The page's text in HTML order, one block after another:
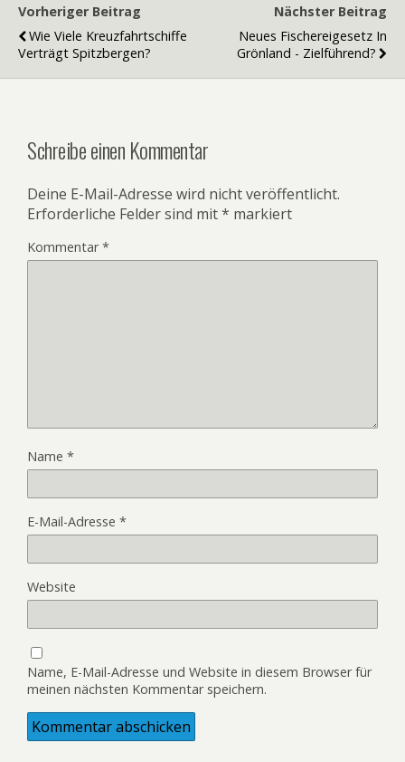
Vorheriger Beitrag
Wie Viele Kreuzfahrtschiffe
Verträgt Spitzbergen?
Nächster Beitrag
Neues Fischereigesetz In
Grönland - Zielführend?
Schreibe einen Kommentar
Deine E-Mail-Adresse wird nicht veröffentlicht.
Erforderliche Felder sind mit* markiert
Kommentar*
Name *
E-Mail-Adresse *
Website
Name, E-Mail-Adresse und Website in diesem Browser für
meinen nächsten Kommentar speichern.